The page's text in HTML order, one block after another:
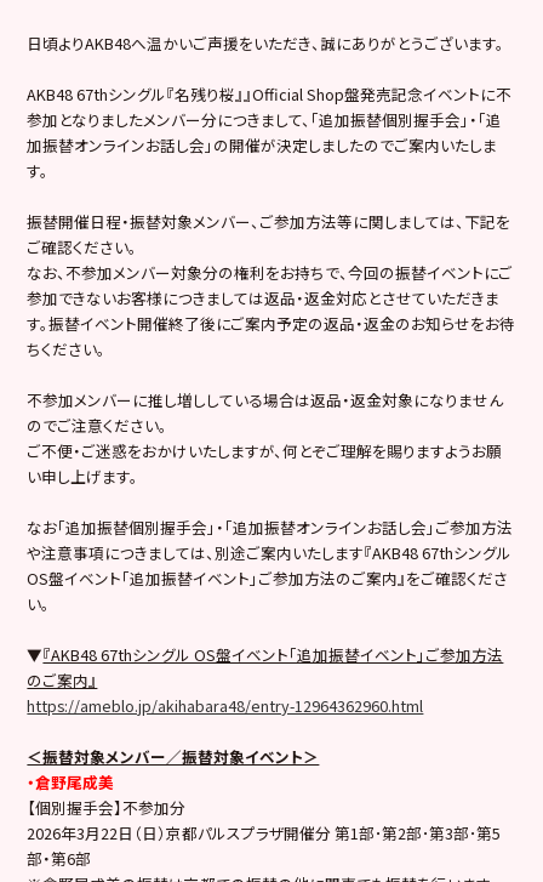
日頃よりAKB48へ温かいご声援をいただき、誠にありがとうございます。
AKB48 67thシングル『名残り桜』』Official Shop盤発売記念イベントに不
参加となりましたメンバー分につきまして、「追加振替個別握手会」・「追
加振替オンラインお話し会」の開催が決定しましたのでご案内いたしま
す。
振替開催日程・振替対象メンバー、ご参加方法等に関しましては、下記を
ご確認ください。
なお、不参加メンバー対象分の権利をお持ちで、今回の振替イベントにご
参加できないお客様につきましては返品・返金対応とさせていただきま
す。振替イベント開催終了後にご案内予定の返品・返金のお知らせをお待
ちください。
不参加メンバーに推し増ししている場合は返品・返金対象になりません
のでご注意ください。
ご不便・ご迷惑をおかけいたしますが、何とぞご理解を賜りますようお願
い申し上げます。
なお「追加振替個別握手会」・「追加振替オンラインお話し会」ご参加方法
や注意事項につきましては、別途ご案内いたします『AKB48 67thシングル
OS盤イベント「追加振替イベント」ご参加方法のご案内』をご確認くださ
い。
▼『AKB48 67thシングル OS盤イベント「追加振替イベント」ご参加方法
のご案内』
https://ameblo.jp/akihabara48/entry-12964362960.html
＜振替対象メンバー／振替対象イベント＞
・倉野尾成美
【個別握手会】不参加分
2026年3月22日（日）京都パルスプラザ開催分 第1部･第2部･第3部･第5
部・第6部